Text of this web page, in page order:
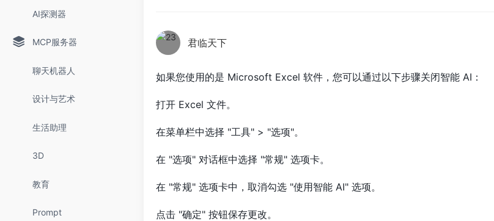
AI探测器
MCP服务器
聊天机器人
设计与艺术
生活助理
3D
教育
Prompt
君临天下
如果您使用的是 Microsoft Excel 软件，您可以通过以下步骤关闭智能 AI：
打开 Excel 文件。
在菜单栏中选择 "工具" > "选项"。
在 "选项" 对话框中选择 "常规" 选项卡。
在 "常规" 选项卡中，取消勾选 "使用智能 AI" 选项。
点击 "确定" 按钮保存更改。